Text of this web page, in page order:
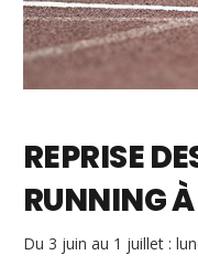
REPRISE
RUNNING
Du 3 juin au 1 juillet :